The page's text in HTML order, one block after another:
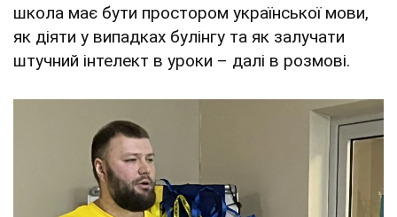
школа має бути простором української мови,
як діяти у випадках булінгу та як залучати
штучний інтелект в уроки – далі в розмові.